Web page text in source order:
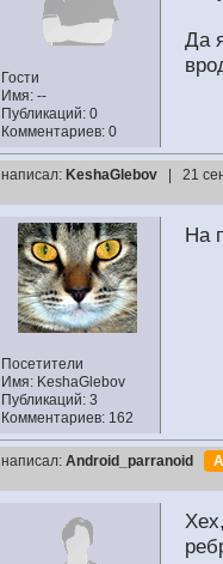
Гости
Имя: --
Публикаций: 0
Комментариев: 0
Да
написал: KeshaGlebov | 21
Посетители
Имя: KeshaGlebov
Публикаций: 3
Комментариев: 162
На
написал: Android_parranoid